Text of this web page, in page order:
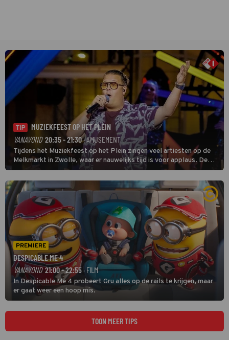
TIP
MUZIEKFEEST OP HET PLEIN
VANAVOND 20:35 - 21:30· AMUSEMENT
Tijdens het Muziekfeest op het Plein zingen veel artiesten op de
Melkmarkt in Zwolle, waar er nauwelijks tijd is voor applaus. De
grootste namen zijn André Hazes, Jannes, René Froger en
natuurlijk Rutger van Barneveld met zijn hit Zwoele Zomernachten.
PREMIERE
DESPICABLE ME 4
VANAVOND 21:00 - 22:55 · FILM
In Despicable Me 4 probeert Gru alles op de rails te krijgen, maar
er gaat weer een hoop mis.
TOON MEER TIPS